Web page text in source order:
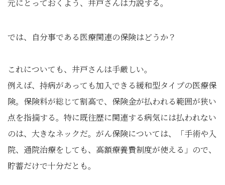
元にとっておくよう、井戸さんは力説する。
では、自分事である医療関連の保険はどうか？
これについても、井戸さんは手厳しい。
例えば、持病があっても加入できる緩和型タイプの医療保
険。保険料が総じて割高で、保険金が払われる範囲が狭い
点を指摘する。特に既往歴に関連する病気には払われない
のは、大きなネックだ。がん保険については、「手術や入
院、通院治療をしても、高額療養費制度が使える」ので、
貯蓄だけで十分だとも。